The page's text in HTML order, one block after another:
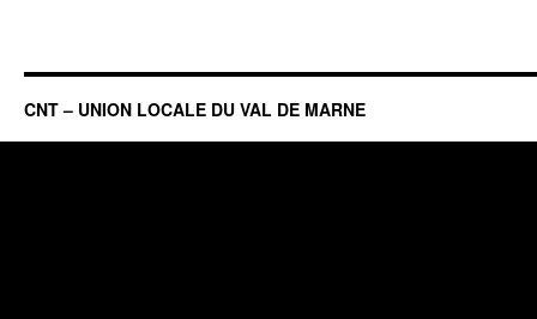
CNT – UNION LOCALE DU VAL DE MARNE